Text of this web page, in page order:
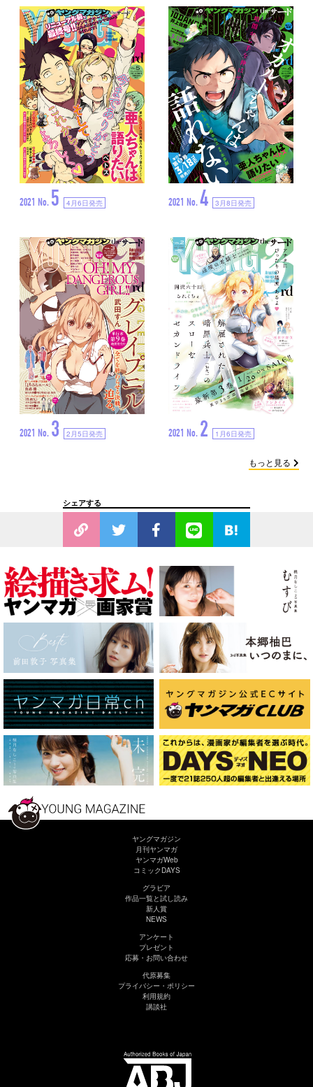
2021 No. 5 4月6日発売 2021 No.4 3月8日発売
2021 No. 3 2月5日発売 2021 No. 2 1月6日発売
もっと見る
シェアする
ヤングマガジン
月刊ヤンマガ
ヤンマガWeb
コミックDAYS
グラビア
作品一覧と試し読み
新人賞
NEWS
アンケート
プレゼント
応募・お問い合わせ
代原募集
プライバシー・ポリシー
利用規約
講談社